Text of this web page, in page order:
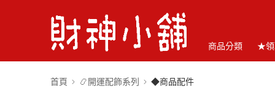
商品分類 ★領
首頁 📿開運配飾系列 ◆商品配件